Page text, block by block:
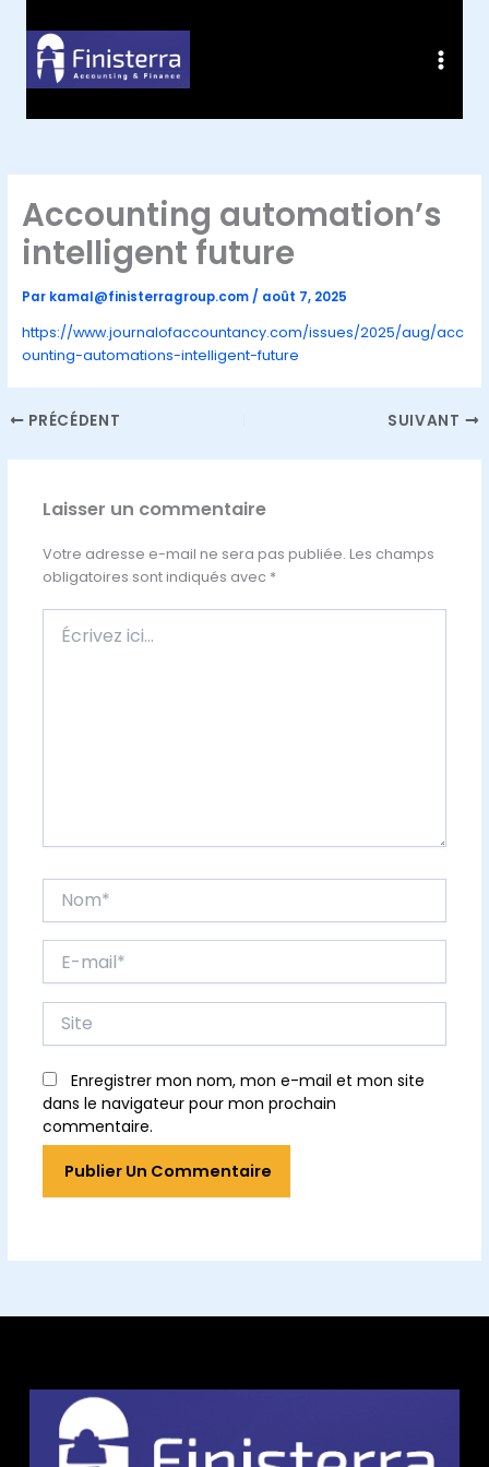
contenu
Accounting automation’s
intelligent future
Par kamal@finisterragroup.com/ août 7, 2025
https://www.journalofaccountancy.com/issues/2025/aug/acc
ounting-automations-intelligent-future
PRÉCÉDENT SUIVANT
Laisser un commentaire
Votre adresse e-mail ne sera pas publiée. Les champs
obligatoires sont indiqués avec *
ici…
mail*
Enregistrer mon nom, mon e-mail et mon site
dans le navigateur pour mon prochain
commentaire.